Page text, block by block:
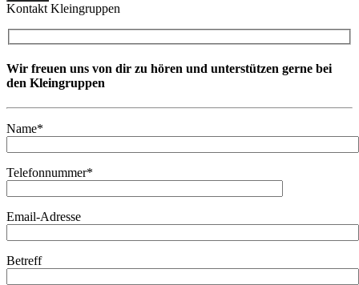
Kontakt Kleingruppen
Wir freuen uns von dir zu hören und unterstützen gerne bei
den Kleingruppen
Name*
Telefonnummer*
Email-Adresse
Betreff